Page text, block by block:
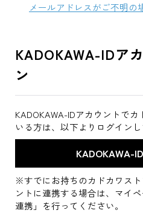
メールアドレスがご不明の
KADOKAWA-IDア
ン
KADOKAWA-IDアカウントで
いる方は、以下よりログインし
※すでにお持ちのカドカワスト
ントに連携する場合は、マイ
連携」を行ってください。